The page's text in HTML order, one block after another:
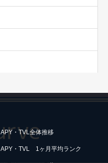
APY・TVL全体推移
APY・TVL 1ヶ月平均ランク